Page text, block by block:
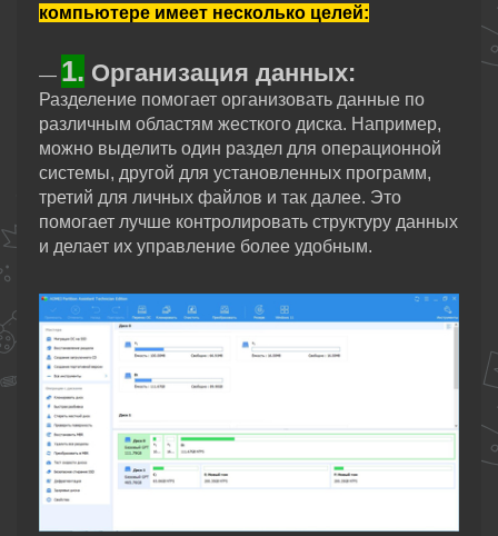
компьютере имеет несколько целей:
— 1. Организация данных:
Разделение помогает организовать данные по
различным областям жесткого диска. Например,
можно выделить один раздел для операционной
системы, другой для установленных программ,
третий для личных файлов и так далее. Это
помогает лучше контролировать структуру данных
и делает их управление более удобным.